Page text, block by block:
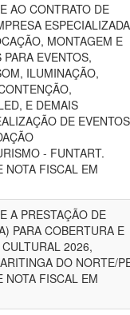
AO CONTRATO DE
ESPECIALIZADA
MONTAGEM E
EVENTOS,
ILUMINAÇÃO,
E DEMAIS
DE EVENTOS
- FUNTART.
NOTA FISCAL EM
A PRESTAÇÃO DE
PARA COBERTURA E
2026,
DO NORTE/
NOTA FISCAL EM